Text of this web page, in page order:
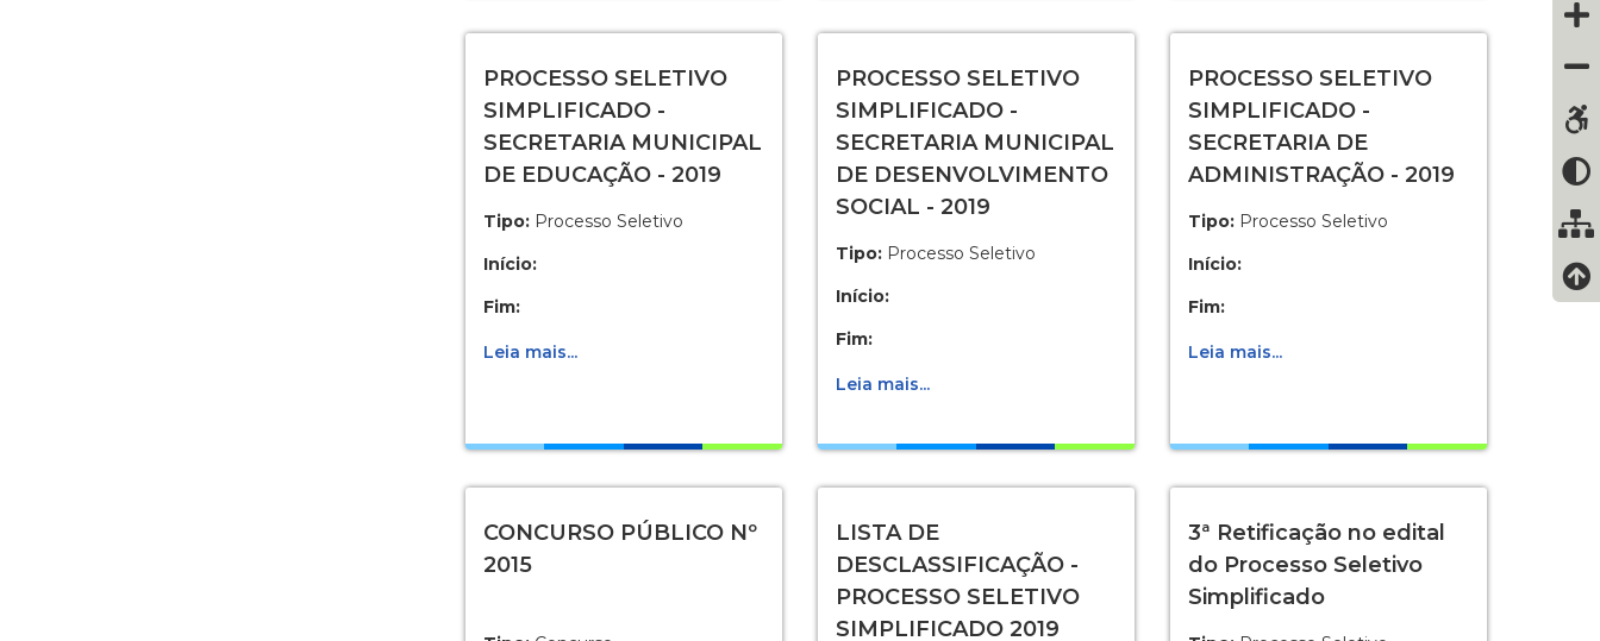
PROCESSO SELETIVO
SIMPLIFICADO -
SECRETARIA MUNICIPAL
DE EDUCAÇÃO - 2019
Tipo: Processo Seletivo
Início:
Fim:
Leia mais...
PROCESSO SELETIVO
SIMPLIFICADO -
SECRETARIA MUNICIPAL
DE DESENVOLVIMENTO
SOCIAL - 2019
Tipo:Processo Seletivo
Início:
Fim:
Leia mais...
PROCESSO SELETIVO
SIMPLIFICADO -
SECRETARIA DE
ADMINISTRAÇÃO - 2019
Tipo:Processo Seletivo
Início:
Fim:
Leia mais...
CONCURSO PÚBLICO Nº
2015
LISTA DE
DESCLASSIFICAÇÃO -
PROCESSO SELETIVO
SIMPLIFICADO 2019
3ª Retificação no edital
do Processo Seletivo
Simplificado